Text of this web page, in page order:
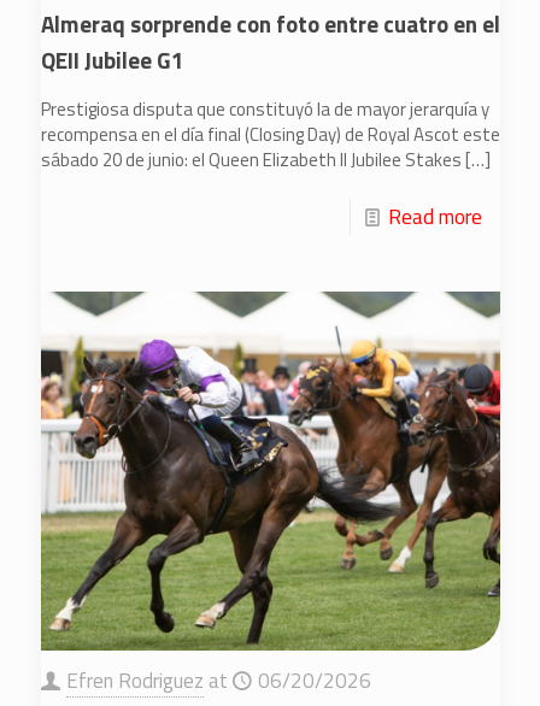
Almeraq sorprende con foto entre cuatro en el
QEII Jubilee G1
Prestigiosa disputa que constituyó la de mayor jerarquía y
recompensa en el día final (Closing Day) de Royal Ascot este
sábado 20 de junio: el Queen Elizabeth II Jubilee Stakes[…]
Read more
Efren Rodriguez at 06/20/2026